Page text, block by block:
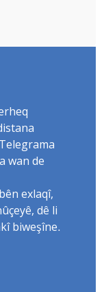
wan de
exlaqî,
dê li
biweşîne.